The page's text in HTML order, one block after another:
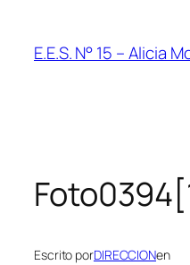
contenido
E.E.S. N° 15 – Alicia
Escrito porDIRECCIONen